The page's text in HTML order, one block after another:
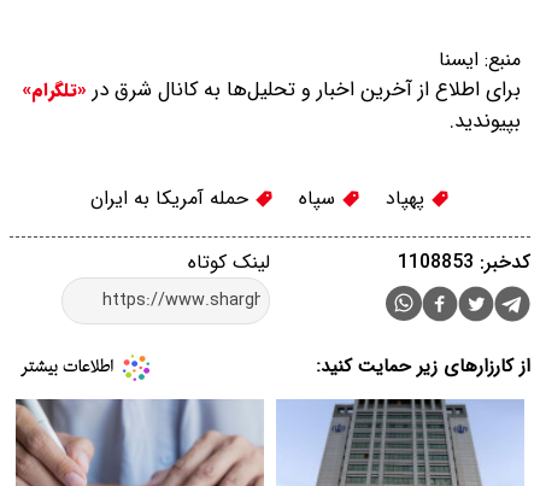
منبع: ايسنا
برای اطلاع از آخرین اخبار و تحلیل‌ها به کانال شرق در «تلگرام»
بپیوندید.
پهپاد سپاه حمله آمریکا به ایران
لینک کوتاه کدخبر: 1108853
از کارزارهای زیر حمایت کنید: